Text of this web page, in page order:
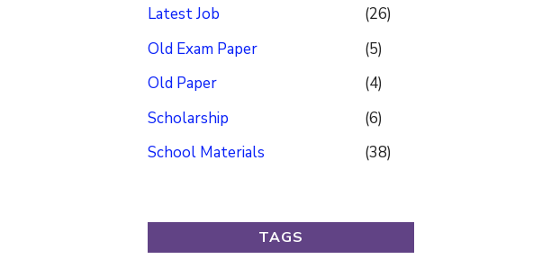
Latest Job
(26)
Old Exam Paper
(5)
Old Paper
(4)
Scholarship
(6)
School Materials
(38)
TAGS